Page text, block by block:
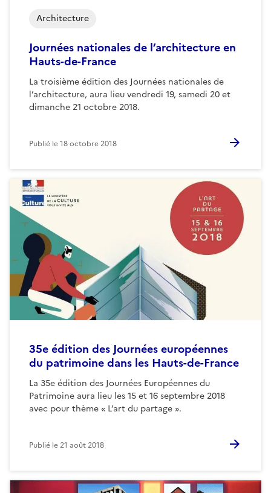
Journées nationales de l’architecture en
Hauts-de-France
La troisième édition des Journées nationales de
l’architecture, aura lieu vendredi 19, samedi 20 et
dimanche 21 octobre 2018.
Architecture
Publié le18 octobre 2018
35e édition des Journées européennes
du patrimoine dans les Hauts-de-France
La 35e édition des Journées Européennes du
Patrimoine aura lieu les 15 et 16 septembre 2018
avec pour thème « L’art du partage ».
Publié le21 août 2018